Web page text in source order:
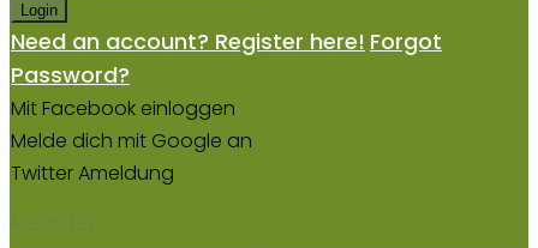
Login
Need an account? Register here! Forgot
Password?
Mit Facebook einloggen
Melde dich mit Google an
Twitter Ameldung
Register